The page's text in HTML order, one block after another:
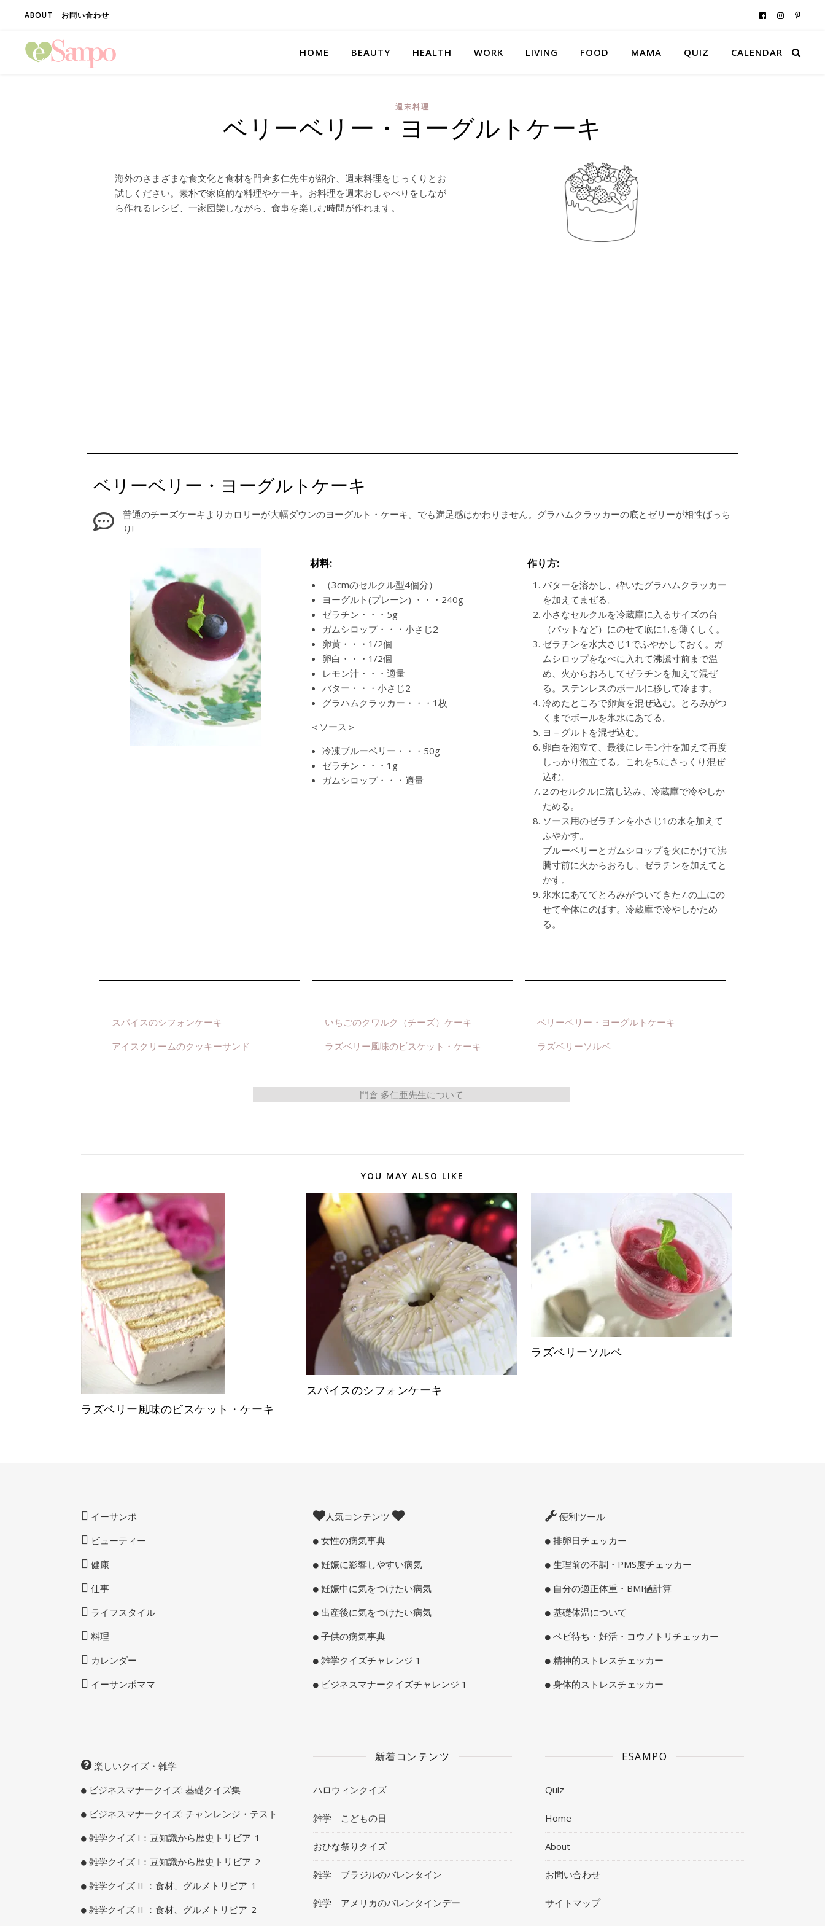
ABOUT お問い合わせ
HOME BEAUTY HEALTH WORK LIVING FOOD MAMA QUIZ CALENDAR
週末料理
ベリーベリー・ヨーグルトケーキ
海外のさまざまな食文化と食材を門倉多仁先生が紹介、週末料理をじっくりとお
試しください。素朴で家庭的な料理やケーキ。お料理を週末おしゃべりをしなが
ら作れるレシピ、一家団欒しながら、食事を楽しむ時間が作れます。
ベリーベリー・ヨーグルトケーキ
普通のチーズケーキよりカロリーが大幅ダウンのヨーグルト・ケーキ。でも満足感はかわりません。グラハムクラッカーの底とゼリーが相性ばっち
り!
材料:
（3cmのセルクル型4個分）
ヨーグルト(プレーン) ・・・240g
ゼラチン・・・5g
ガムシロップ・・・小さじ2
卵黄・・・1/2個
卵白・・・1/2個
レモン汁・・・適量
バター・・・小さじ2
グラハムクラッカー・・・1枚
＜ソース＞
冷凍ブルーベリー・・・50g
ゼラチン・・・1g
ガムシロップ・・・適量
作り方:
バターを溶かし、砕いたグラハムクラッカー
を加えてまぜる。
小さなセルクルを冷蔵庫に入るサイズの台
（バットなど）にのせて底に1.を薄くしく。
ゼラチンを水大さじ1でふやかしておく。ガ
ムシロップをなべに入れて沸騰寸前まで温
め、火からおろしてゼラチンを加えて混ぜ
る。ステンレスのボールに移して冷ます。
冷めたところで卵黄を混ぜ込む。とろみがつ
くまでボールを氷水にあてる。
ヨ－グルトを混ぜ込む。
卵白を泡立て、最後にレモン汁を加えて再度
しっかり泡立てる。これを5.にさっくり混ぜ
込む。
2.のセルクルに流し込み、冷蔵庫で冷やしか
ためる。
ソース用のゼラチンを小さじ1の水を加えて
ふやかす。
ブルーベリーとガムシロップを火にかけて沸
騰寸前に火からおろし、ゼラチンを加えてと
かす。
氷水にあててとろみがついてきた7.の上にの
せて全体にのばす。冷蔵庫で冷やしかため
る。
スパイスのシフォンケーキ
アイスクリームのクッキーサンド
いちごのクワルク（チーズ）ケーキ
ラズベリー風味のビスケット・ケーキ
ベリーベリー・ヨーグルトケーキ
ラズベリーソルベ
門倉 多仁亜先生について
YOU MAY ALSO LIKE
ラズベリー風味のビスケット・ケーキ
スパイスのシフォンケーキ
ラズベリーソルベ
イーサンポ
ビューティー
健康
仕事
ライフスタイル
料理
カレンダー
イーサンポママ
人気コンテンツ
女性の病気事典
妊娠に影響しやすい病気
妊娠中に気をつけたい病気
出産後に気をつけたい病気
子供の病気事典
雑学クイズチャレンジ 1
ビジネスマナークイズチャレンジ 1
便利ツール
排卵日チェッカー
生理前の不調・PMS度チェッカー
自分の適正体重・BMI値計算
基礎体温について
ベビ待ち・妊活・コウノトリチェッカー
精神的ストレスチェッカー
身体的ストレスチェッカー
楽しいクイズ・雑学
ビジネスマナークイズ: 基礎クイズ集
ビジネスマナークイズ: チャンレンジ・テスト
雑学クイズ I：豆知識から歴史トリビア-1
雑学クイズ I：豆知識から歴史トリビア-2
雑学クイズ II ：食材、グルメトリビア-1
雑学クイズ II ：食材、グルメトリビア-2
新着コンテンツ
ハロウィンクイズ
雑学 こどもの日
おひな祭りクイズ
雑学 ブラジルのバレンタイン
雑学 アメリカのバレンタインデー
ESAMPO
Quiz
Home
About
お問い合わせ
サイトマップ